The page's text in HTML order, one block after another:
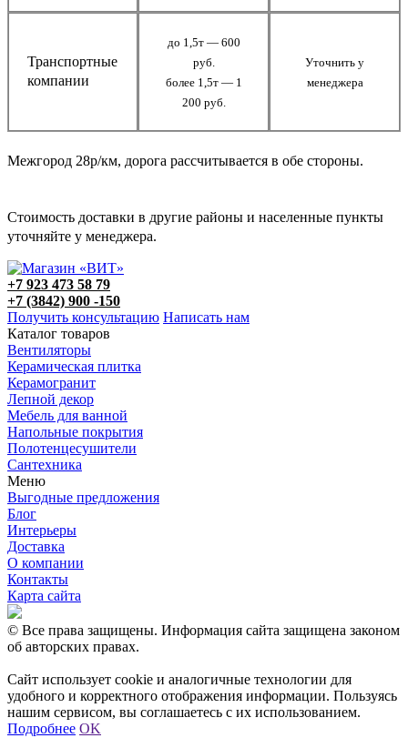
Транспортные
компании
до 1,5т — 600
руб.
более 1,5т — 1
200 руб.
Уточнить у
менеджера
Межгород 28р/км, дорога рассчитывается в обе стороны.
Стоимость доставки в другие районы и населенные пункты
уточняйте у менеджера.
+7 923 473 58 79
+7 (3842) 900 -150
Получить консультацию Написать нам
Каталог товаров
Вентиляторы
Керамическая плитка
Керамогранит
Лепной декор
Мебель для ванной
Напольные покрытия
Полотенцесушители
Сантехника
Меню
Выгодные предложения
Блог
Интерьеры
Доставка
О компании
Контакты
Карта сайта
© Все права защищены. Информация сайта защищена законом
об авторских правах.
Сайт использует cookie и аналогичные технологии для
удобного и корректного отображения информации. Пользуясь
нашим сервисом, вы соглашаетесь с их использованием.
Подробнее OK